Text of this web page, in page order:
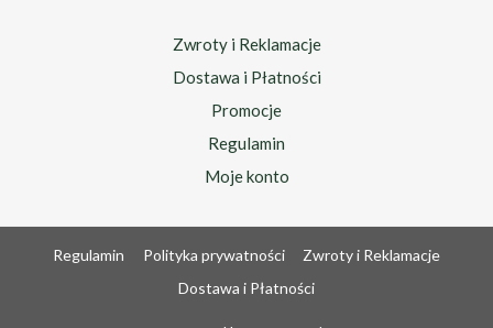
Zwroty i Reklamacje
Dostawa i Płatności
Promocje
Regulamin
Moje konto
Regulamin Polityka prywatności
Zwroty i Reklamacje
Dostawa i Płatności